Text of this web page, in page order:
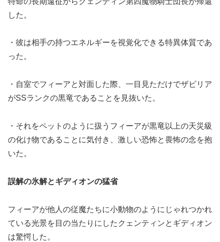
した。
・彼は相手の持つエネルギーを視覚化できる特異体質であ
った。
・自室でフィーアと対面した際、一目見ただけでザビリア
がSSランクの黒竜であることを見抜いた。
・それをペットのように扱うフィーアが黒竜以上の天災級
の化け物であることに気付き、激しい恐怖と畏怖の念を抱
いた。
誤解の氷解とギディオンの猛省
フィーアが他人の従魔たちに小動物のようにじゃれつかれ
ている光景を目の当たりにしたクェンティンとギディオン
は驚愕した。